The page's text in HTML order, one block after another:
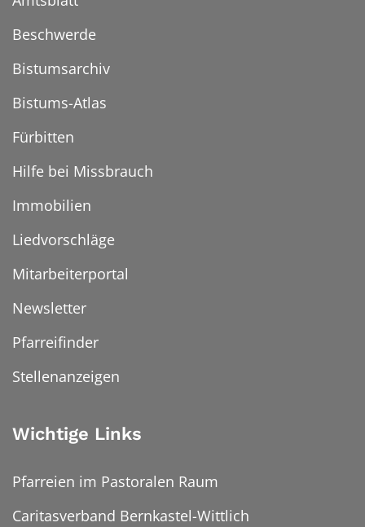
Beschwerde
Bistumsarchiv
Bistums-Atlas
Fürbitten
Hilfe bei Missbrauch
Immobilien
Liedvorschläge
Mitarbeiterportal
Newsletter
Pfarreifinder
Stellenanzeigen
Wichtige Links
Pfarreien im Pastoralen Raum
Caritasverband Bernkastel-Wittlich